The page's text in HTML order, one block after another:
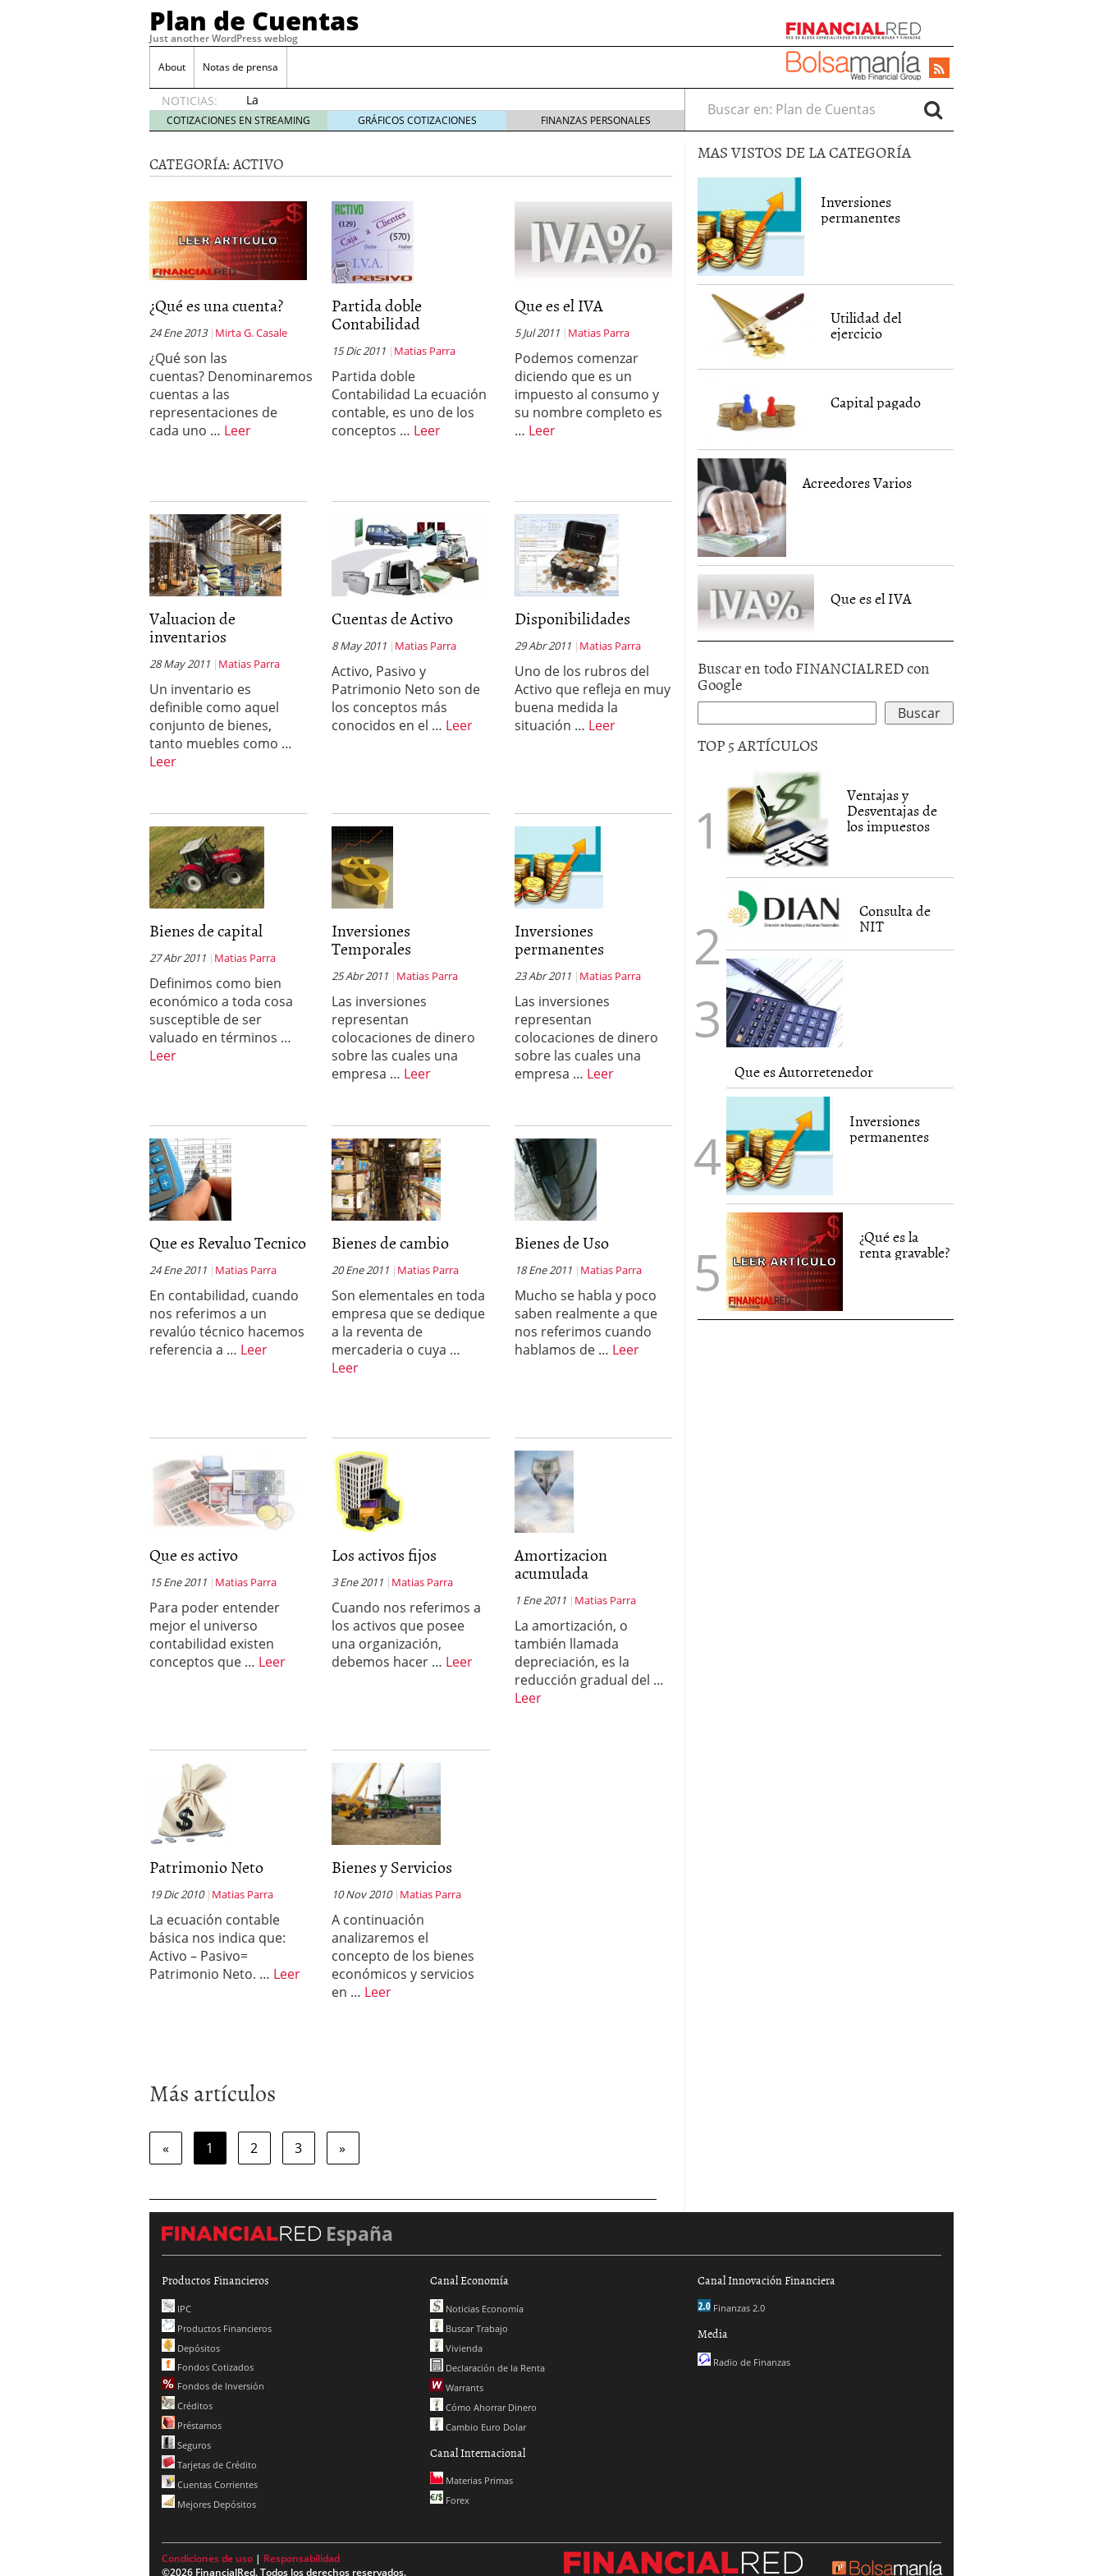
Plan de Cuentas
Just another WordPress weblog
About Notas de prensa
NOTICIAS:
La
elección
del
seguro
es tuya
septiembre
17, 2015
Ventajas de las Tarjetas de Crédito en Colombia
julio 16, 2013
Aportes de capital
junio 17, 2013
¿Qué es el análisis financiero?
¿Quién debe firmar un acta de asamblea?
COTIZACIONES EN STREAMING GRÁFICOS COTIZACIONES FINANZAS PERSONALES
Buscar en:
CATEGORÍA:ACTIVO
¿Qué es una cuenta?
24 Ene 2013 Mirta G. Casale
¿Qué son las
cuentas? Denominaremos
cuentas a las
representaciones de
cada uno … Leer
Partida doble
Contabilidad
15 Dic 2011 Matias Parra
Partida doble
Contabilidad La ecuación
contable, es uno de los
conceptos … Leer
Que es el IVA
5 Jul 2011 Matias Parra
Podemos comenzar
diciendo que es un
impuesto al consumo y
su nombre completo es
… Leer
Valuacion de
inventarios
28 May 2011 Matias Parra
Un inventario es
definible como aquel
conjunto de bienes,
tanto muebles como …
Leer
Cuentas de Activo
8 May 2011 Matias Parra
Activo, Pasivo y
Patrimonio Neto son de
los conceptos más
conocidos en el … Leer
Disponibilidades
29 Abr 2011 Matias Parra
Uno de los rubros del
Activo que refleja en muy
buena medida la
situación … Leer
Bienes de capital
27 Abr 2011 Matias Parra
Definimos como bien
económico a toda cosa
susceptible de ser
valuado en términos …
Leer
Inversiones
Temporales
25 Abr 2011 Matias Parra
Las inversiones
representan
colocaciones de dinero
sobre las cuales una
empresa … Leer
Inversiones
permanentes
23 Abr 2011 Matias Parra
Las inversiones
representan
colocaciones de dinero
sobre las cuales una
empresa … Leer
Que es Revaluo Tecnico
24 Ene 2011 Matias Parra
En contabilidad, cuando
nos referimos a un
revalúo técnico hacemos
referencia a … Leer
Bienes de cambio
20 Ene 2011 Matias Parra
Son elementales en toda
empresa que se dedique
a la reventa de
mercaderia o cuya …
Leer
Bienes de Uso
18 Ene 2011 Matias Parra
Mucho se habla y poco
saben realmente a que
nos referimos cuando
hablamos de … Leer
Que es activo
15 Ene 2011 Matias Parra
Para poder entender
mejor el universo
contabilidad existen
conceptos que … Leer
Los activos fijos
3 Ene 2011 Matias Parra
Cuando nos referimos a
los activos que posee
una organización,
debemos hacer … Leer
Amortizacion
acumulada
1 Ene 2011 Matias Parra
La amortización, o
también llamada
depreciación, es la
reducción gradual del …
Leer
Patrimonio Neto
19 Dic 2010 Matias Parra
La ecuación contable
básica nos indica que:
Activo – Pasivo=
Patrimonio Neto. … Leer
Bienes y Servicios
10 Nov 2010 Matias Parra
A continuación
analizaremos el
concepto de los bienes
económicos y servicios
en … Leer
Más artículos
« 1 2 3 »
MAS VISTOS DE LA CATEGORÍA
Inversiones
permanentes
Utilidad del
ejercicio
Capital pagado
Acreedores Varios
Que es el IVA
Buscar en todo FINANCIALRED con
Google
TOP 5 ARTÍCULOS
Ventajas y
Desventajas de
los impuestos
Consulta de
NIT
Que es Autorretenedor
Inversiones
permanentes
¿Qué es la
renta gravable?
España
Productos Financieros
IPC
Productos Financieros
Depósitos
Fondos Cotizados
Fondos de Inversión
Créditos
Préstamos
Seguros
Tarjetas de Crédito
Cuentas Corrientes
Mejores Depósitos
Canal Economía
Noticias Economía
Buscar Trabajo
Vivienda
Declaración de la Renta
Warrants
Cómo Ahorrar Dinero
Cambio Euro Dolar
Canal Internacional
Materias Primas
Forex
Canal Innovación Financiera
Finanzas 2.0
Media
Radio de Finanzas
Condiciones de uso | Responsabilidad
©2026 FinancialRed. Todos los derechos reservados.